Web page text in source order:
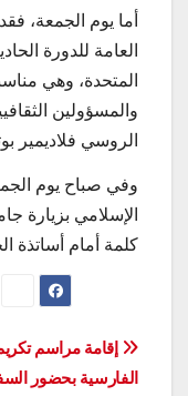
أما يوم الجمعة،
العامة للدورة
المتحدة، وهي
والمسؤولين
الروسي فلاديمير
وفي صباح يوم
الإسلامي بزيارة
كلمة أمام أساتذة
تصفّح
إقامة مراسم
الفارسية بحضور